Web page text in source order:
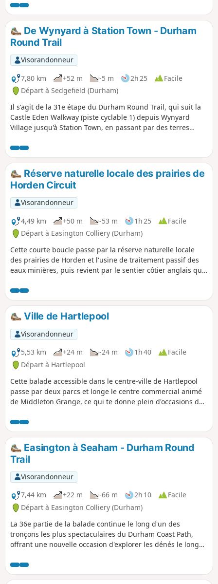
mines de charbon étaient encore en activité. Pendant ta
promenade, garde l'œil ouvert pour découvrir les vestiges
du passé minier du comté de Durham.
De Wynyard à Station Town - Durham
Round Trail
Visorandonneur
7,80 km
+52 m -5 m 2h 25
Facile
Départ à Sedgefield (Durham)
Il s'agit de la 31e étape du Durham Round Trail, qui suit la
Castle Eden Walkway (piste cyclable 1) depuis Wynyard
Village jusqu'à Station Town, en passant par des terres
Hurworth Burn. Cette partie de la promenade est
accessible.
Réserve naturelle locale des prairies de
Horden Circuit
Visorandonneur
4,49 km
+50 m -53 m 1h 25
Facile
Départ à Easington Colliery (Durham)
Cette courte boucle passe par la réserve naturelle locale
des prairies de Horden et l'usine de traitement passif des
eaux minières, puis revient par le sentier côtier anglais qui
Ville de Hartlepool
Visorandonneur
5,53 km
+24 m -24 m 1h 40
Facile
Départ à Hartlepool
Cette balade accessible dans le centre-ville de Hartlepool
passe par deux parcs et longe le centre commercial animé
de Middleton Grange, ce qui te donne plein d'occasions de
Easington à Seaham - Durham Round
Trail
Visorandonneur
7,44 km
+22 m -66 m 2h 10
Facile
Départ à Easington Colliery (Durham)
La 36e partie de la balade continue le long d'un des
tronçons les plus spectaculaires du Durham Coast Path,
offrant une nouvelle occasion d'explorer les dénés le long
terminant dans la ville côtière de Seaham, où tu pourras
explorer le port et le front de mer.